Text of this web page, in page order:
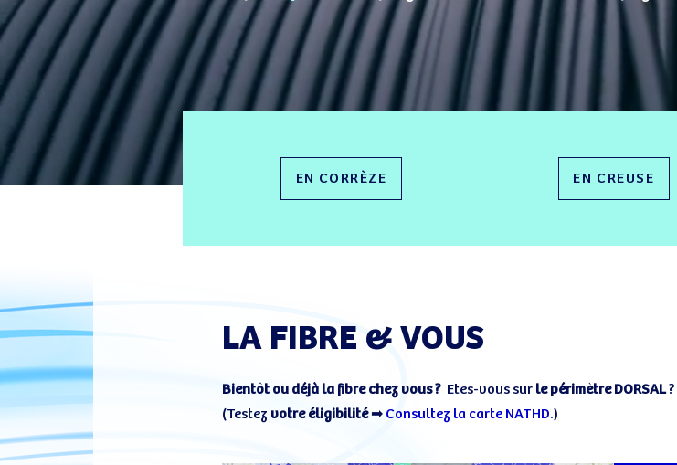
EN CORRÈZE EN CREUSE
LA FIBRE & VOUS
Bientôt ou déjà la fibre chez vous ? Etes-vous sur le périmètre DORSAL?
(Testez votre éligibilité➡ Consultez la carte NATHD.)